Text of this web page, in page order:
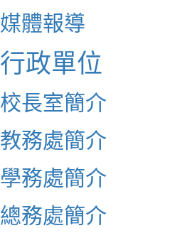
媒體報導
行政單位
校長室簡介
教務處簡介
學務處簡介
總務處簡介